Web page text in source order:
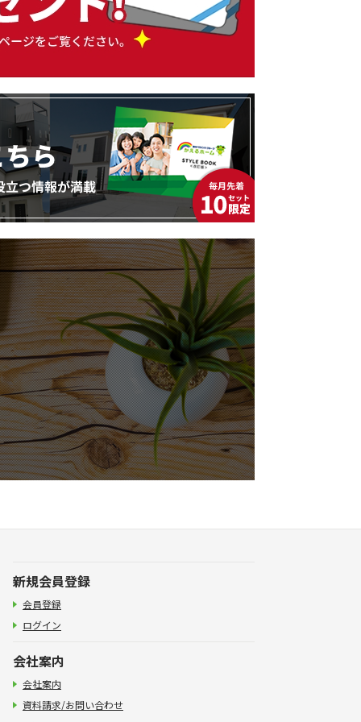
新規会員登録
会員登録
ログイン
会社案内
会社案内
資料請求/お問い合わせ